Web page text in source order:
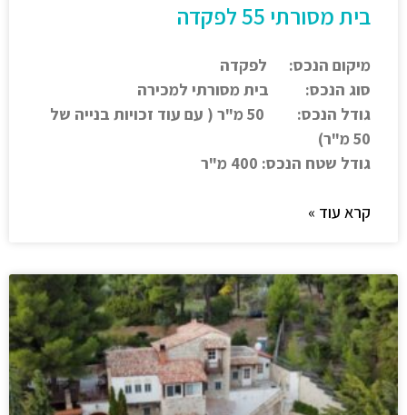
בית מסורתי 55 לפקדה
מיקום הנכס: לפקדה
סוג הנכס: בית מסורתי למכירה
גודל הנכס: 50 מ"ר ( עם עוד זכויות בנייה של
50 מ"ר)
גודל שטח הנכס: 400 מ"ר
קרא עוד »